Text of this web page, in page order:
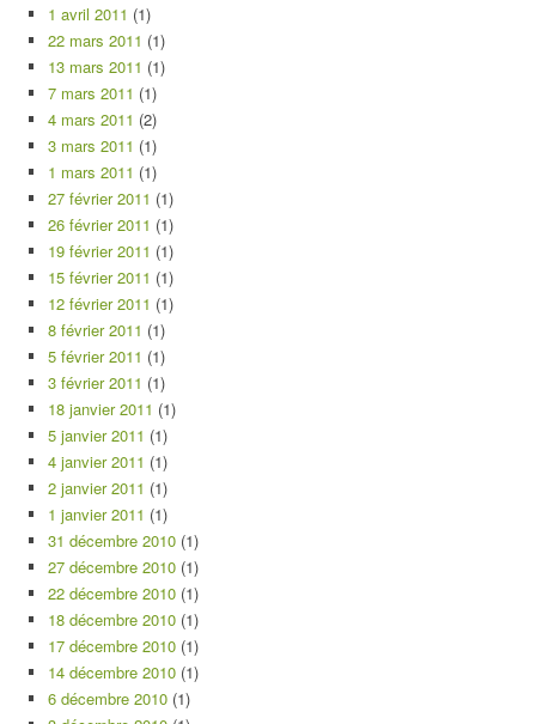
1 avril 2011 (1)
22 mars 2011 (1)
13 mars 2011 (1)
7 mars 2011 (1)
4 mars 2011 (2)
3 mars 2011 (1)
1 mars 2011 (1)
27 février 2011 (1)
26 février 2011 (1)
19 février 2011 (1)
15 février 2011 (1)
12 février 2011 (1)
8 février 2011 (1)
5 février 2011 (1)
3 février 2011 (1)
18 janvier 2011 (1)
5 janvier 2011 (1)
4 janvier 2011 (1)
2 janvier 2011 (1)
1 janvier 2011 (1)
31 décembre 2010 (1)
27 décembre 2010 (1)
22 décembre 2010 (1)
18 décembre 2010 (1)
17 décembre 2010 (1)
14 décembre 2010 (1)
6 décembre 2010 (1)